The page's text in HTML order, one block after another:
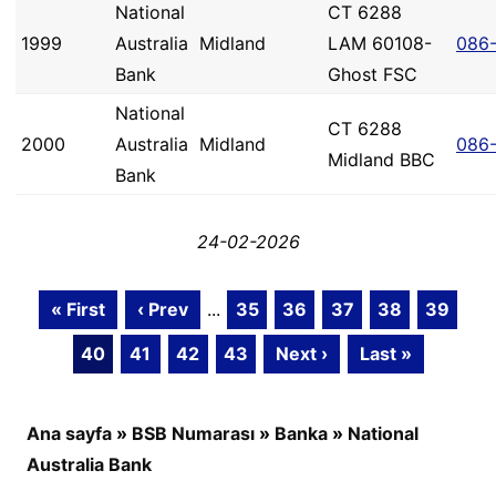
1999
National
Australia
Bank
Midland
CT 6288
LAM 60108-
Ghost FSC
2000
National
Australia
Bank
Midland
CT 6288
Midland BBC
24-02-2026
« First ‹ Prev ... 35 36 37 38
39
40
41 42 43 Next › Last »
Ana sayfa » BSB Numarası » Banka » National
Australia Bank